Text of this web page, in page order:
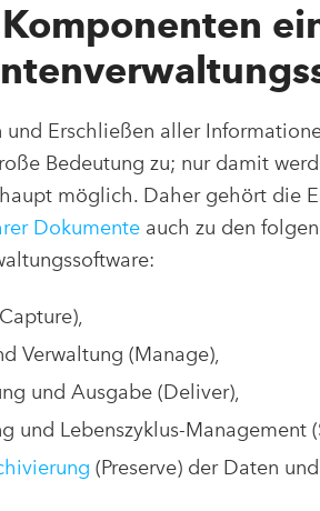
und Erschließen aller
Bedeutung zu; nur damit
möglich. Daher gehört die
Dokumente auch zu den
Verwaltung (Manage),
und Ausgabe (Deliver),
und Lebenszyklus-Management
(Preserve) der Daten